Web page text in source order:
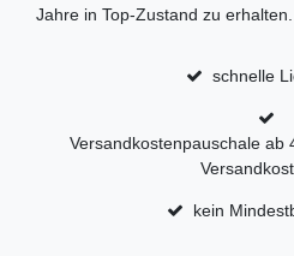
Jahre in Top-Zustand zu erhalten.
schnelle
Versandkostenpauschale ab
kein